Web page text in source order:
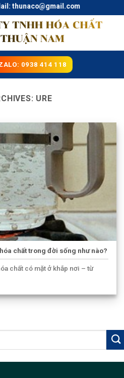
thunaco@gmail.com
0938 414 118
URE
chất trong đời sống như nào?
chất có mặt ở khắp nơi – từ